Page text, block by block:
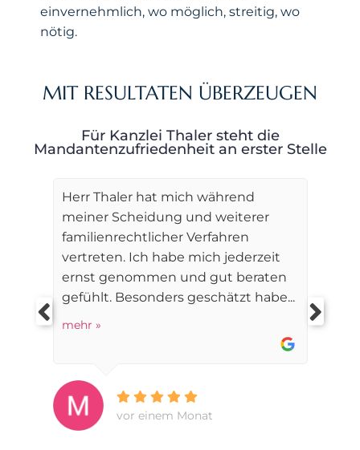
einvernehmlich, wo möglich, streitig, wo
nötig.
MIT RESULTATEN ÜBERZEUGEN
Für Kanzlei Thaler steht die
Mandantenzufriedenheit an erster Stelle
Herr Thaler hat mich während
meiner Scheidung und weiterer
familienrechtlicher Verfahren
vertreten. Ich habe mich jederzeit
ernst genommen und gut beraten
gefühlt. Besonders geschätzt habe...
mehr »
vor einem Monat